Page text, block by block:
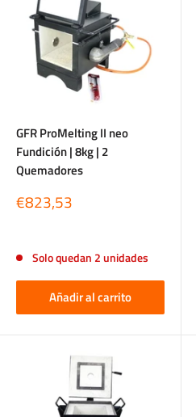
GFR ProMelting II neo
Fundición | 8kg | 2
Quemadores
Precio
de
€823,53
Solo quedan 2 unidades
Añadir al carrito